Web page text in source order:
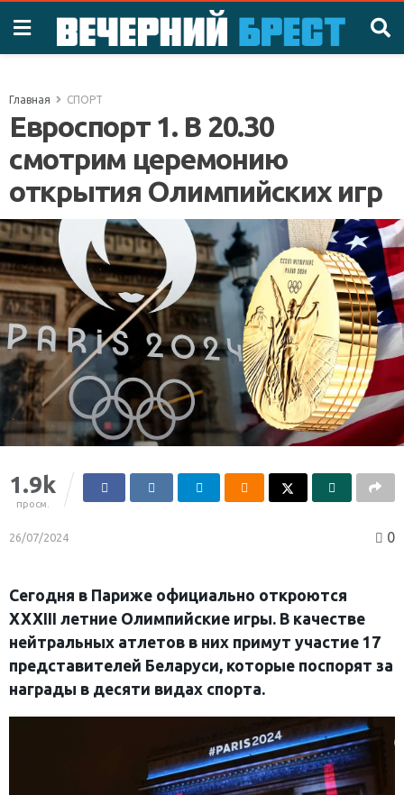
Главная СПОРТ
Евроспорт 1. В 20.30
смотрим церемонию
открытия Олимпийских игр
1.9k
просм.
26/07/2024 0
Сегодня в Париже официально откроются
XXXIII летние Олимпийские игры. В качестве
нейтральных атлетов в них примут участие 17
представителей Беларуси, которые поспорят за
награды в десяти видах спорта.